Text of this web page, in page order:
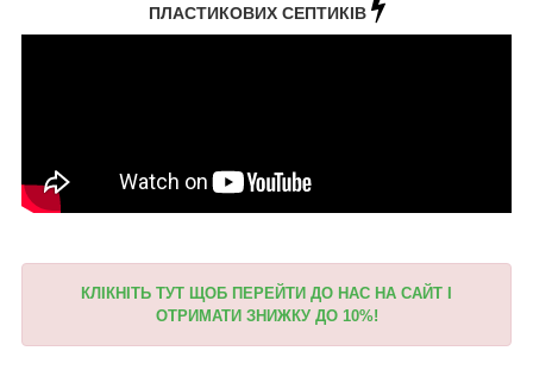
ПЛАСТИКОВИХ СЕПТИКІВ
КЛІКНІТЬ ТУТ ЩОБ ПЕРЕЙТИ ДО НАС НА САЙТ І
ОТРИМАТИ ЗНИЖКУ ДО 10%!